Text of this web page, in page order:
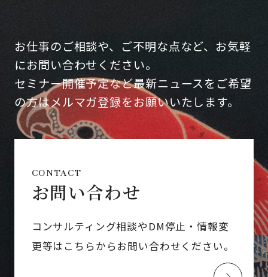
お仕事のご相談や、ご不明な点など、お気軽
にお問い合わせください。
セミナー開催予定など最新ニュースをご希望
の方はメルマガ登録をお願いいたします。
CONTACT
お問い合わせ
コンサルティング相談やDM停止・情報変
更等はこちらからお問い合わせください。